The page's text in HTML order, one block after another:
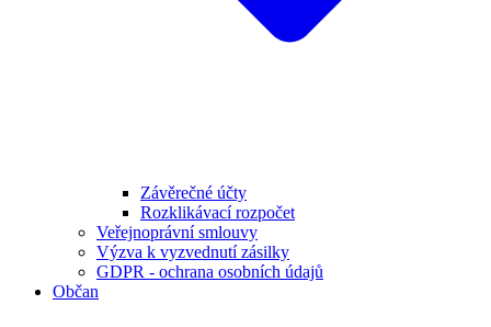
Závěrečné účty
Rozklikávací rozpočet
Veřejnoprávní smlouvy
Výzva k vyzvednutí zásilky
GDPR - ochrana osobních údajů
Občan